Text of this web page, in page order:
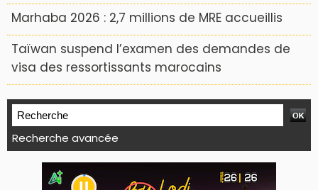
Marhaba 2026 : 2,7 millions de MRE accueillis
Taïwan suspend l’examen des demandes de
visa des ressortissants marocains
Recherche avancée